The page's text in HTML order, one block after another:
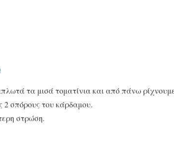
τα μισά τοματίνια και από πάνω
2 σπόρους του κάρδαμου.
στρώση.